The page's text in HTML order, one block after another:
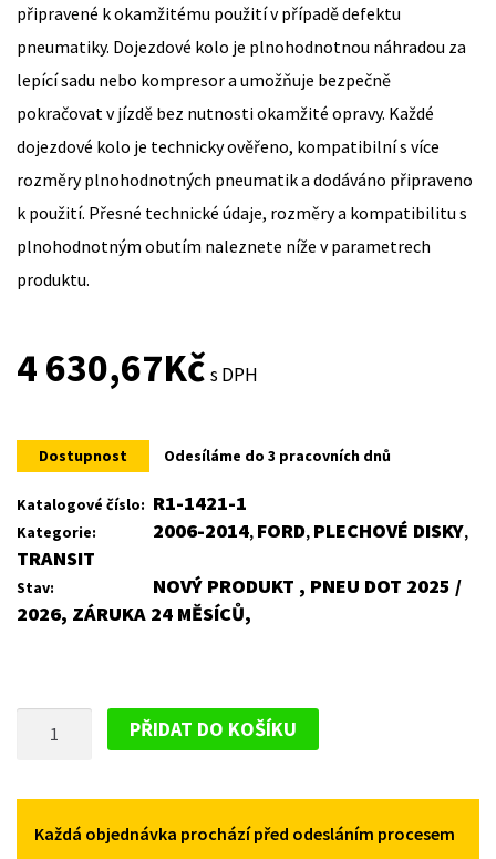
připravené k okamžitému použití v případě defektu
pneumatiky. Dojezdové kolo je plnohodnotnou náhradou za
lepící sadu nebo kompresor a umožňuje bezpečně
pokračovat v jízdě bez nutnosti okamžité opravy. Každé
dojezdové kolo je technicky ověřeno, kompatibilní s více
rozměry plnohodnotných pneumatik a dodáváno připraveno
k použití. Přesné technické údaje, rozměry a kompatibilitu s
plnohodnotným obutím naleznete níže v parametrech
produktu.
4 630,67Kč s DPH
Dostupnost Odesíláme do 3 pracovních dnů
Katalogové číslo: R1-1421-1
Kategorie: 2006-2014, FORD, PLECHOVÉ DISKY,
TRANSIT
Stav:
NOVÝ PRODUKT , PNEU DOT 2025 /
2026, ZÁRUKA 24 MĚSÍCŮ,
DISK
FORD
TRANSIT
PŘIDAT DO KOŠÍKU
Každá objednávka prochází před odesláním procesem